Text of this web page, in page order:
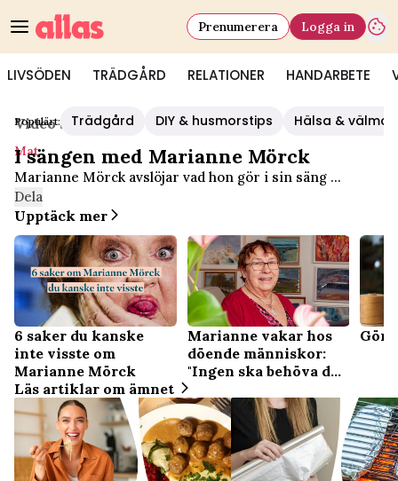
LIVSÖDEN TRÄDGÅRD RELATIONER HANDARBETE
Prenumerera Logga in
Populärt: Trädgård DIY & husmorstips Hälsa &
Video Start/Mat
Mat
I sängen med Marianne Mörck
Marianne Mörck avslöjar vad hon gör i sin säng ...
Dela
Upptäck mer
6 saker du kanske
inte visste om
Marianne Mörck
Marianne vakar hos
döende människor:
"Ingen ska behöva dö
ensam"
Gör
Läs artiklar om ämnet